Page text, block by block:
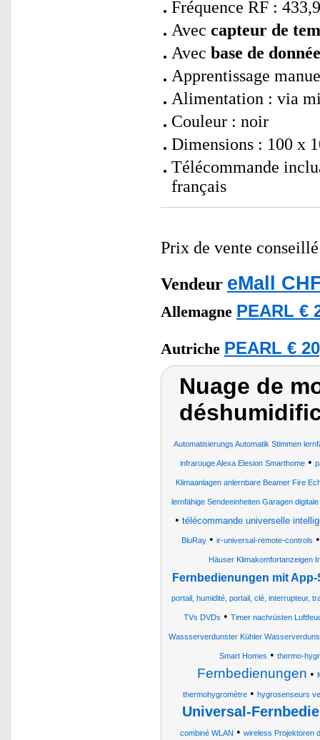
Fréquence RF :
Avec capteur de
Avec base de
Apprentissage
Alimentation : via
Couleur : noir
Dimensions : 100 x
Télécommande
français
Prix de vente
Vendeur eMall
Allemagne PEARL €
Autriche PEARL €
Nuage de
Automatisierungs Automatik Stimmen
infrarouge Alexa Elesion Smarthome •
Klimaanlagen anlernbare Beamer Fire
lernfähige Sendeeinheiten Garagen
• télécommande universelle
BluRay• ir-universal-remote-controls
Häuser Klimakomfortanzeigen
Fernbedienungen mit
portail, humidité, portail, clé, interrupteur,
TVs DVDs • Timer nachrüsten
Wassserverdunster Kühler
Smart Homes • thermo-
Fernbedienungen •
thermohygromètre• hygrosenseurs
Universal-
combiné WLAN • wireless Projektoren